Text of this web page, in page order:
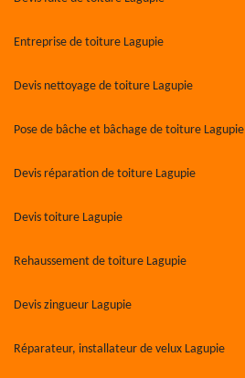
Entreprise de toiture Lagupie
Devis nettoyage de toiture Lagupie
Pose de bâche et bâchage de toiture Lagupie
Devis réparation de toiture Lagupie
Devis toiture Lagupie
Rehaussement de toiture Lagupie
Devis zingueur Lagupie
Réparateur, installateur de velux Lagupie